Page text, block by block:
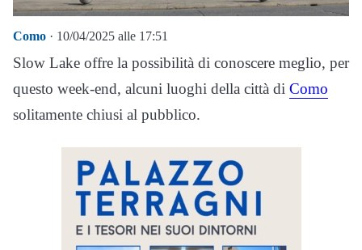
Como · 10/04/2025 alle 17:51
Slow Lake offre la possibilità di conoscere meglio, per
questo week-end, alcuni luoghi della città di Como
solitamente chiusi al pubblico.